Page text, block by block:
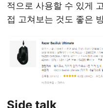
적으로 사용할 수 있게
접 고쳐보는 것도 좋은
Side talk